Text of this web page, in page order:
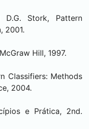
Stork, Pattern
2001.
Hill, 1997.
Classifiers: Methods
2004.
e Prática, 2nd.